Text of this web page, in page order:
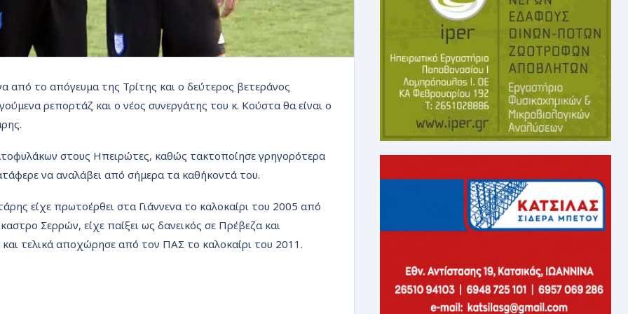
από το απόγευμα της Τρίτης και ο δεύτερος βετεράνος
ρεπορτάζ και ο νέος συνεργάτης του κ. Κούστα θα είναι ο
στους Ηπειρώτες, καθώς τακτοποίησε γρηγορότερα
να αναλάβει από σήμερα τα καθήκοντά του.
είχε πρωτοέρθει στα Γιάννενα το καλοκαίρι του 2005 από
Σερρών, είχε παίξει ως δανεικός σε Πρέβεζα και
τελικά αποχώρησε από τον ΠΑΣ το καλοκαίρι του 2011.